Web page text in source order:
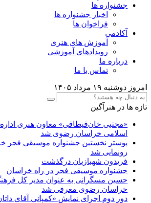
جشنواره ها
اخبار جشنواره ها
فراخوان ها
آکادمی
آموزش های هنری
رویدادهای آموزشی
درباره ما
تماس با ما
امروز دوشنبه ۱۹ مرداد ۱۴۰۵
تازه ها در هنرآگین
«مجتبی خان‌قیطاقی» معاون هنری
اسلامی خراسان رضوی شد
پوستر نخستین جشنواره موسیقی فجر
رونمایی شد
فریدون شهبازیان درگذشت
جشنواره موسیقی فجر در راه خراسان
حسین مسگرانی به عنوان مدیر کل
خراسان رضوی معرفی شد
دور دوم اجرای نمایش «کمپانی آقای